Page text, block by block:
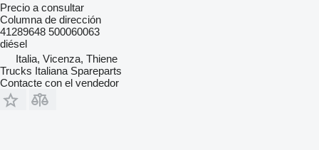
Precio a consultar
Columna de dirección
41289648 500060063
diésel
Italia, Vicenza, Thiene
Trucks Italiana Spareparts
Contacte con el vendedor